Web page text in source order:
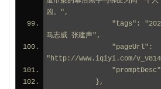
凶。",
马志威 张建声",
"http://www.iqiyi.com/
            },